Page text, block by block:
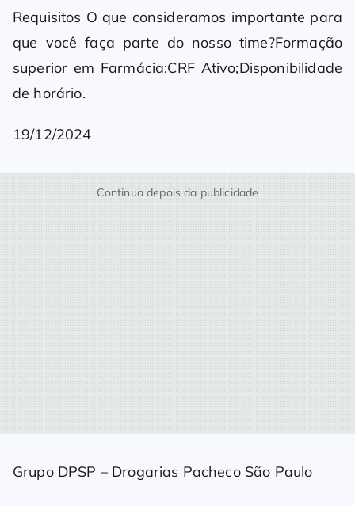
Requisitos O que consideramos importante para
que você faça parte do nosso time?Formação
superior em Farmácia;CRF Ativo;Disponibilidade
de horário.
19/12/2024
Continua depois da publicidade
Grupo DPSP – Drogarias Pacheco São Paulo